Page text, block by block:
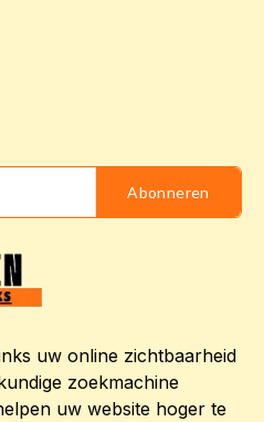
Abonneren
uw online zichtbaarheid
zoekmachine
uw website hoger te